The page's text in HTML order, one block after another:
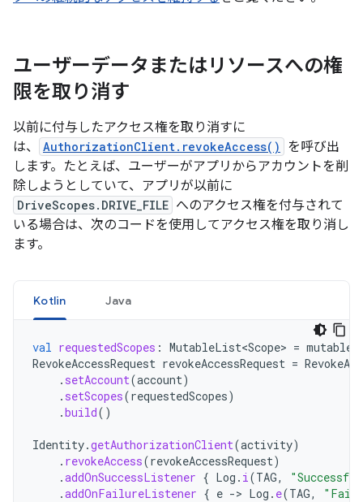
ユーザーデータまたはリソースへの権
限を取り消す
以前に付与したアクセス権を取り消すに
は、
AuthorizationClient.revokeAccess()
を呼び出
します。たとえば、ユーザーがアプリからアカウントを削
除しようとしていて、アプリが以前に
DriveScopes.DRIVE_FILE へのアクセス権を付与されて
いる場合は、次のコードを使用してアクセス権を取り消し
ます。
Kotlin Java
val requestedScopes : MutableList<Scope> =
RevokeAccessRequest revokeAccessRequest =
. setAccount(account)
. setScopes(requestedScopes)
.build()
Identity.getAuthorizationClient(activity)
. revokeAccess(revokeAccessRequest)
.addOnSuccessListener { Log . i(TAG,
.addOnFailureListener { e -> Log . e(TAG,